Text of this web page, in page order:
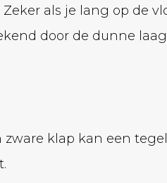
als je lang op de
door de dunne
klap kan een